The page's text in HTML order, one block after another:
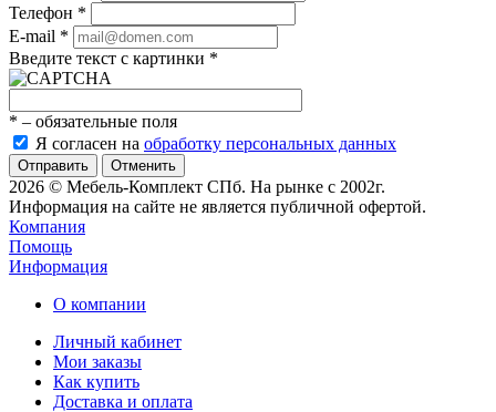
Телефон *
E-mail *
Введите текст с картинки *
* – обязательные поля
Я согласен на обработку персональных данных
Отменить
2026 © Мебель-Комплект СПб. На рынке с 2002г.
Информация на сайте не является публичной офертой.
Компания
Помощь
Информация
О компании
Личный кабинет
Мои заказы
Как купить
Доставка и оплата